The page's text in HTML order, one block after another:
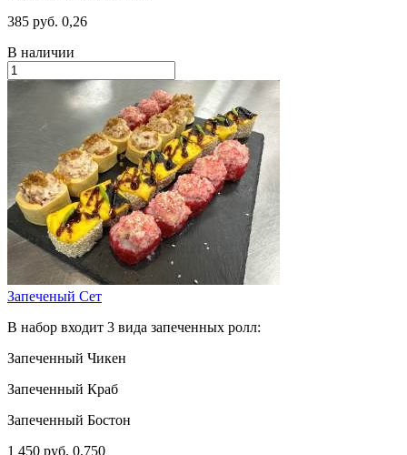
385 руб. 0,26
В наличии
Запеченый Сет
В набор входит 3 вида запеченных ролл:
Запеченный Чикен
Запеченный Краб
Запеченный Бостон
1 450 руб. 0,750